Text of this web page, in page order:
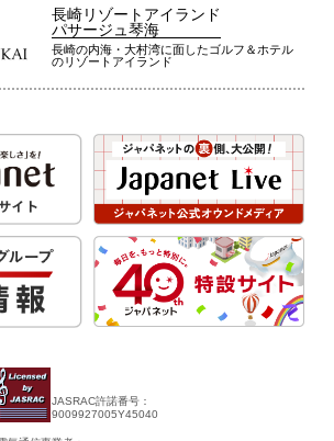
長崎リゾートアイランド
パサージュ琴海
長崎の内海・大村湾に面したゴルフ＆ホテル
のリゾートアイランド
JASRAC許諾番号：
9009927005Y45040